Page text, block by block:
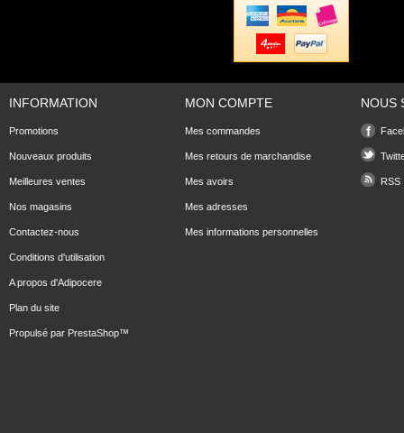
INFORMATION
Promotions
Nouveaux produits
Meilleures ventes
Nos magasins
Contactez-nous
Conditions d'utilisation
A propos d'Adipocere
Plan du site
Propulsé par PrestaShop™
MON COMPTE
Mes commandes
Mes retours de marchandise
Mes avoirs
Mes adresses
Mes informations personnelles
NOUS
RSS